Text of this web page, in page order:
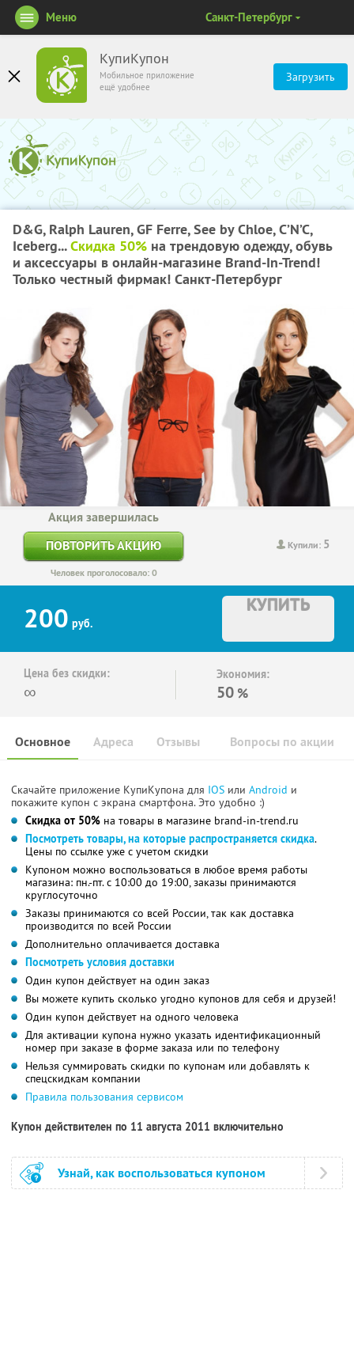
КупиКупон
Мобильное приложение
ещё удобнее
Загрузить
Меню Санкт-Петербург
D&G, Ralph Lauren, GF Ferre, See by Chloe, C’N’C,
Iceberg...Скидка 50% на трендовую одежду, обувь
и аксессуары в онлайн-магазине Brand-In-Trend!
Только честный фирмак! Санкт-Петербург
Купили: 5
Акция завершилась
ПОВТОРИТЬ АКЦИЮ
Человек проголосовало: 0
200 руб.
КУПИТЬ
Цена без скидки:
∞
Экономия:
50 %
Основное Отзывы Вопросы по акции
Адреса
Скачайте приложение КупиКупона для IOS или Android и
покажите купон с экрана смартфона. Это удобно :)
Скидка от 50% на товары в магазине brand-in-trend.ru
Посмотреть товары, на которые распространяется скидка.
Цены по ссылке уже с учетом скидки
Купоном можно воспользоваться в любое время работы
магазина: пн.-пт. с 10:00 до 19:00, заказы принимаются
круглосуточно
Заказы принимаются со всей России, так как доставка
производится по всей России
Дополнительно оплачивается доставка
Посмотреть условия доставки
Один купон действует на один заказ
Вы можете купить сколько угодно купонов для себя и друзей!
Один купон действует на одного человека
Для активации купона нужно указать идентификационный
номер при заказе в форме заказа или по телефону
Нельзя суммировать скидки по купонам или добавлять к
спецскидкам компании
Правила пользования сервисом
Купон действителен по 11 августа 2011 включительно
Узнай, как воспользоваться купоном